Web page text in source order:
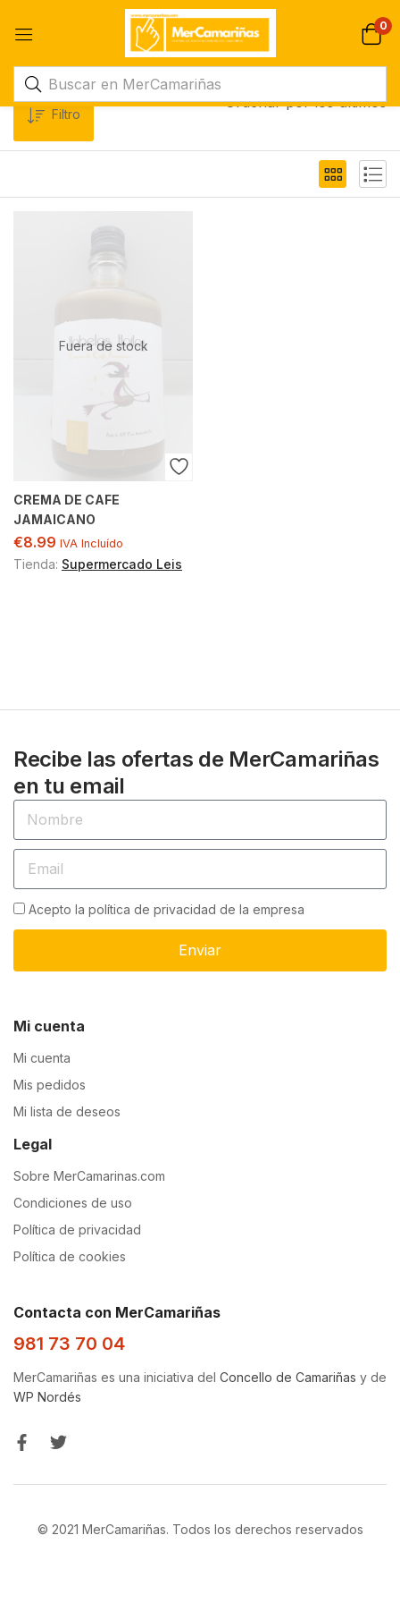
0
Filtro
Ordenar por los últimos
Fuera de stock
CREMA DE CAFE
JAMAICANO
€8.99 IVA Incluído
Tienda: Supermercado Leis
Recibe las ofertas de MerCamariñas
en tu email
Acepto la política de privacidad de la empresa
Enviar
Mi cuenta
Mi cuenta
Mis pedidos
Mi lista de deseos
Legal
Sobre MerCamarinas.com
Condiciones de uso
Política de privacidad
Política de cookies
Contacta con MerCamariñas
981 73 70 04
MerCamariñas es una iniciativa del Concello de Camariñas y de
WP Nordés
© 2021 MerCamariñas. Todos los derechos reservados